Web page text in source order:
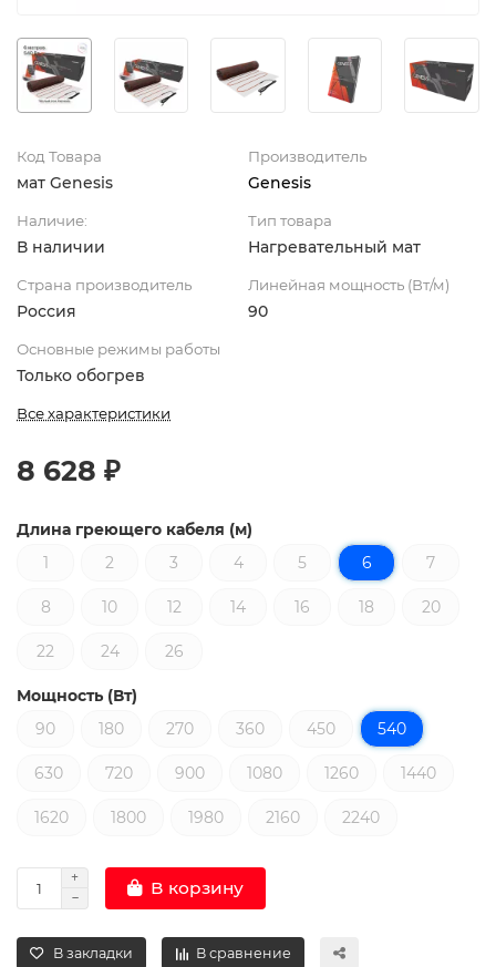
Код Товара
мат Genesis
Производитель
Genesis
Наличие:
В наличии
Тип товара
Нагревательный мат
Страна производитель
Россия
Линейная мощность (Вт/м)
90
Основные режимы работы
Только обогрев
Все характеристики
8 628 ₽
Длина греющего кабеля (м)
1
2 3 4 5 6 7
8 10 12 14 16 18 20
22 24 26
Мощность (Вт)
90
180 270 360 450 540
630 720 900 1080 1260 1440
1620 1800 1980 2160 2240
В корзину
В закладки В сравнение